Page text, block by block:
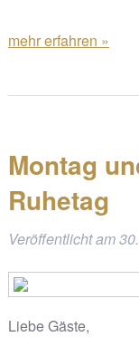
mehr erfahren »
Montag
Ruhetag
Veröffentlicht am
Liebe Gäste,